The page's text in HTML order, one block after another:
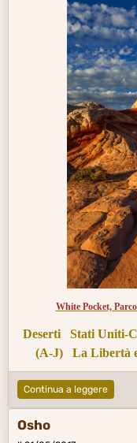
White Pocket,
Deserti Stati Uniti-
(A-J)
La Libertà
Continua a leggere
Osho